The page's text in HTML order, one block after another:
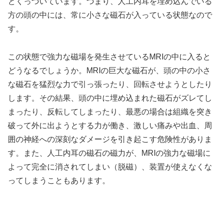
方の頭の中には、常に小さな磁石が入っている状態なので
す。
この状態で強力な磁場を発生させているMRIの中に入ると
どうなるでしょうか。MRIの巨大な磁石が、頭の中の小さ
な磁石を猛烈な力で引っ張ったり、回転させようとしたり
します。その結果、頭の中に埋め込まれた磁石がズレてし
まったり、反転してしまったり、最悪の場合は組織を突き
破って外に出ようとする力が働き、激しい痛みや出血、周
囲の神経への深刻なダメージを引き起こす危険性がありま
す。また、人工内耳の磁石の磁力が、MRIの強力な磁場に
よって完全に消されてしまい（脱磁）、装置が使えなくな
ってしまうこともあります。